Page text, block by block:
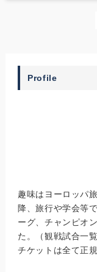
Profile
趣味はヨーロッパ
降、旅行や学会等
ーグ、チャンピオ
た。（観戦試合一
チケットは全て正